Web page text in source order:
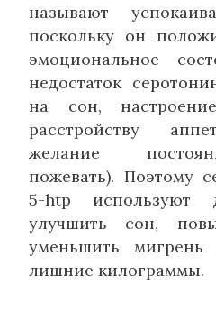
называют
поскольку он
эмоциональное
недостаток
на сон,
расстройству
желание
пожевать). Поэтому
5-htp используют
улучшить сон,
уменьшить
лишние килограммы.